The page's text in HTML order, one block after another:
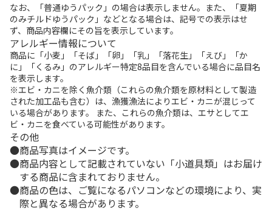
なお、「普通ゆうパック」の場合は表示しません。また、「夏期
のみチルドゆうパック」などとなる場合は、記号での表示はせ
ず、商品内容欄にその旨を表示しています。
アレルギー情報について
商品に「小麦」「そば」「卵」「乳」「落花生」「えび」「か
に」「くるみ」のアレルギー特定8品目を含んでいる場合に品目名
を表示します。
※エビ・カニを除く魚介類（これらの魚介類を原材料として製造
された加工品も含む）は、漁獲漁法によりエビ・カニが混じって
いる場合があります。 また、これらの魚介類は、エサとしてエ
ビ・カニを食べている可能性があります。
その他
商品写真はイメージです。
商品内容として記載されていない「小道具類」はお届け
する商品に含まれておりません。
商品の色は、ご覧になるパソコンなどの環境により、実
際と異なる場合があります。